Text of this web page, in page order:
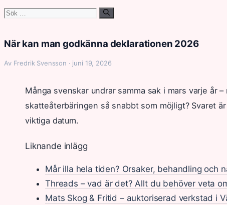
Sök
När kan man godkänna deklarationen 2026
Av Fredrik Svensson · juni 19, 2026
Många svenskar undrar samma sak i mars varje år
skatteåterbäringen så snabbt som möjligt? Svaret
viktiga datum.
Liknande inlägg
Mår illa hela tiden? Orsaker, behandling och
Threads – vad är det? Allt du behöver veta
Mats Skog & Fritid – auktoriserad verkstad i